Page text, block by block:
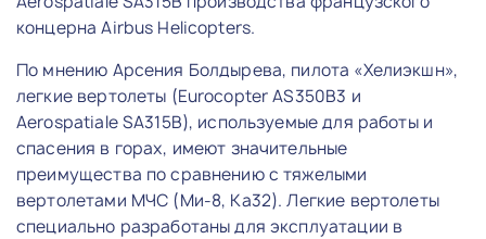
концерна Airbus Helicopters.
По мнению Арсения Болдырева, пилота «Хелиэкшн»,
легкие вертолеты (Eurocopter AS350B3 и
Aerospatiale SA315B), используемые для работы и
спасения в горах, имеют значительные
преимущества по сравнению с тяжелыми
вертолетами МЧС (Ми-8, Ка32). Легкие вертолеты
специально разработаны для эксплуатации в